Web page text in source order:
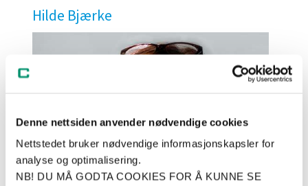
Denne nettsiden anvender nødvendige cookies
Nettstedet bruker nødvendige informasjonskapsler for
analyse og optimalisering.
NB! DU MÅ GODTA COOKIES FOR Å KUNNE SE
Hilde Bjærke